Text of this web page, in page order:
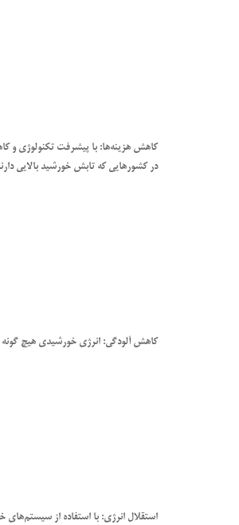
کاهش هزینه‌ها: با پیشرفت تکنولوژی و
در کشورهایی که تابش خورشید بالایی
کاهش آلودگی: انرژی خورشیدی هیچ گونه
استقلال انرژی: با استفاده از سیستم‌های